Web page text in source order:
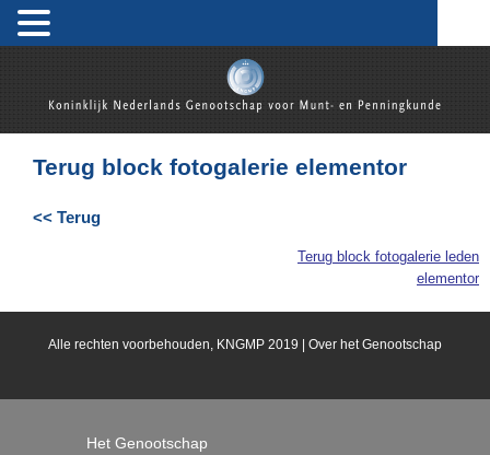
Koninklijk Nederlands Genootschap voor Munt- en
Terug block fotogalerie elementor
<< Terug
Terug block fotogalerie leden
elementor
Het Genootschap
Alle rechten voorbehouden, KNGMP 2019 | Over het Genootschap